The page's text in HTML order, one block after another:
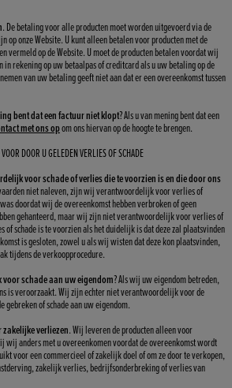
. De betaling voor alle producten moet worden uitgevoerd via de
op onze Website. U kunt alleen betalen voor producten met de
vermeld op de Website. U moet de producten betalen voordat wij
in rekening op uw betaalpas of creditcard als u uw betaling op de
van uw betaling geeft niet aan dat er een overeenkomst tussen
bent dat een factuur niet klopt? Als u van mening bent dat een
met ons opom ons hiervan op de hoogte te brengen.
DOOR U GELEDEN VERLIES OF SCHADE
voor schade of verlies die te voorzien is en die door ons
niet naleven, zijn wij verantwoordelijk voor verlies of
doordat wij de overeenkomst hebben verbroken of geen
gehanteerd, maar wij zijn niet verantwoordelijk voor verlies of
of schade is te voorzien als het duidelijk is dat deze zal plaatsvinden
is gesloten, zowel u als wij wisten dat deze kon plaatsvinden,
tijdens de verkoopprocedure.
schade aan uw eigendom? Als wij uw eigendom betreden,
is veroorzaakt. Wij zijn echter niet verantwoordelijk voor de
gebreken of schade aan uw eigendom.
verliezen. Wij leveren de producten alleen voor
anders met u overeenkomen voordat de overeenkomst wordt
voor een commercieel of zakelijk doel of om ze door te verkopen,
zakelijk verlies, bedrijfsonderbreking of verlies van